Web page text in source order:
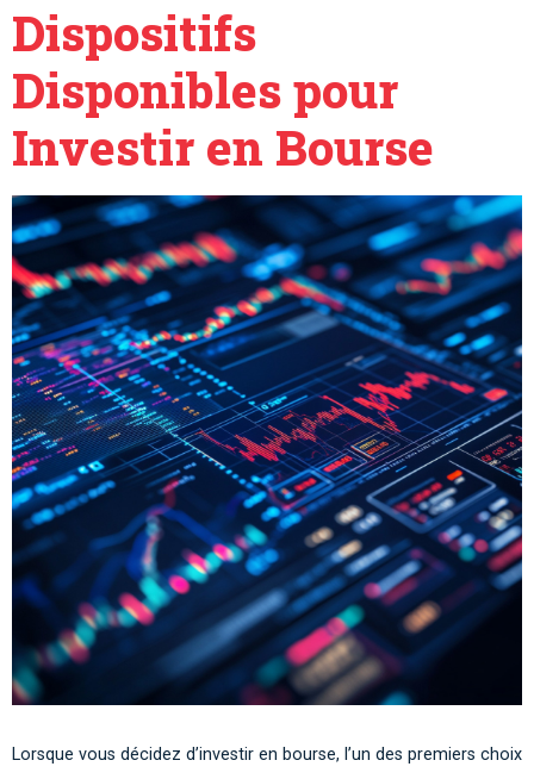
Dispositifs
Disponibles pour
Investir en Bourse
Lorsque vous décidez d’investir en bourse, l’un des premiers choix